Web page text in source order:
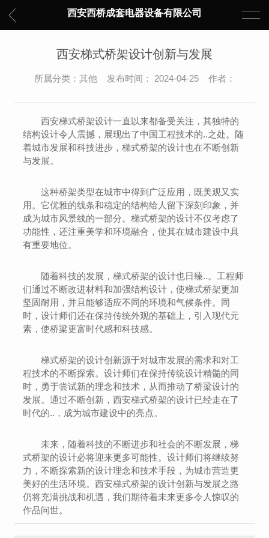
西安西桥成套电器设备有限公司
西安梯式桥架设计创新与发展
所属分类：其他 发布时间： 2024-04-25 作者：
西安梯式桥架设计一直以来都备受关注，其独特的
结构设计令人震撼，展现出了中国工程技术的..之处。随
着城市发展和科技进步，梯式桥架的设计也在不断创新
与发展。
这种桥架类型在城市中得到广泛应用，既美观又实
用。它优雅的线条和稳定的结构给人留下深刻印象，并
成为城市风景线的一部分。梯式桥架的设计不仅考虑了
功能性，还注重美学和环境融合，使其在城市建设中具
有重要地位。
随着科技的发展，梯式桥架的设计也日臻..。工程师
们通过不断改进材料和加强结构设计，使梯式桥架更加
坚固耐用，并且能够适应不同的环境和气候条件。同
时，设计师们还在保持传统外观的基础上，引入现代元
素，使桥梁更富时代感和科技感。
梯式桥架的设计创新源于对城市发展的需求和对工
程技术的不断探索。设计师们在保持传统设计精髓的同
时，勇于尝试新的理念和技术，从而推动了桥梁设计的
发展。通过不断创新，西安梯式桥架的设计已经走在了
时代的..，成为城市建设中的亮点。
未来，随着科技的不断进步和社会的不断发展，梯
式桥架的设计必将迎来更多可能性。设计师们将继续努
力，不断探索新的设计理念和技术手段，为城市营造更
美好的生活环境。西安梯式桥架的设计创新与发展之路
仍将充满挑战和机遇，我们期待着未来更多令人惊叹的
作品问世。